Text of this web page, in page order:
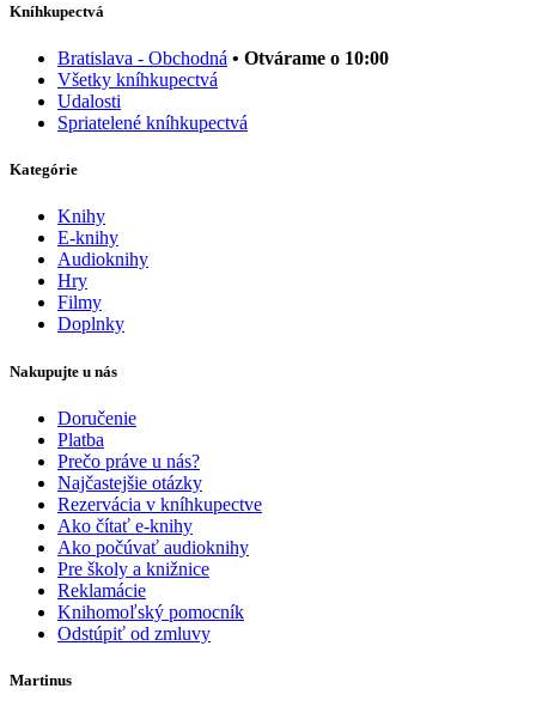
Kníhkupectvá
Bratislava - Obchodná • Otvárame o 10:00
Všetky kníhkupectvá
Udalosti
Spriatelené kníhkupectvá
Kategórie
Knihy
E-knihy
Audioknihy
Hry
Filmy
Doplnky
Nakupujte u nás
Doručenie
Platba
Prečo práve u nás?
Najčastejšie otázky
Rezervácia v kníhkupectve
Ako čítať e-knihy
Ako počúvať audioknihy
Pre školy a knižnice
Reklamácie
Knihomoľský pomocník
Odstúpiť od zmluvy
Martinus